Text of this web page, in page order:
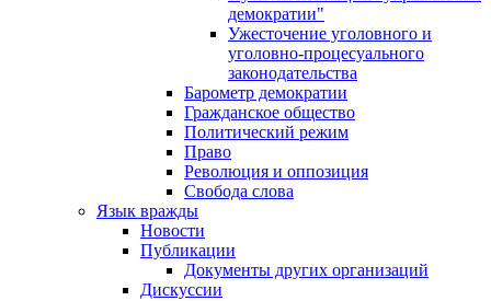
демократии"
Ужесточение уголовного и
уголовно-процесуального
законодательства
Барометр демократии
Гражданское общество
Политический режим
Право
Революция и оппозиция
Свобода слова
Язык вражды
Новости
Публикации
Документы других организаций
Дискуссии